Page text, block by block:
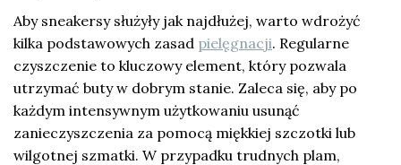
Aby sneakersy służyły jak najdłużej, warto wdrożyć
kilka podstawowych zasad pielęgnacji. Regularne
czyszczenie to kluczowy element, który pozwala
utrzymać buty w dobrym stanie. Zaleca się, aby po
każdym intensywnym użytkowaniu usunąć
zanieczyszczenia za pomocą miękkiej szczotki lub
wilgotnej szmatki. W przypadku trudnych plam,